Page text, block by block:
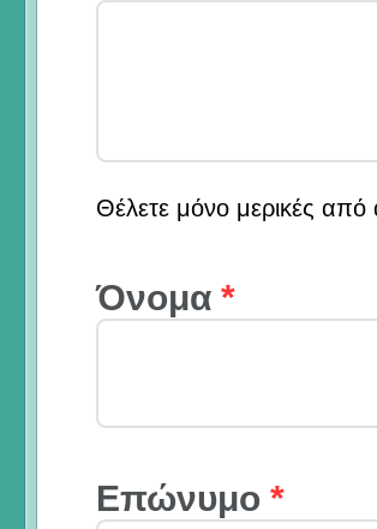
Θέλετε μόνο μερικές
Όνομα *
Επώνυμο *